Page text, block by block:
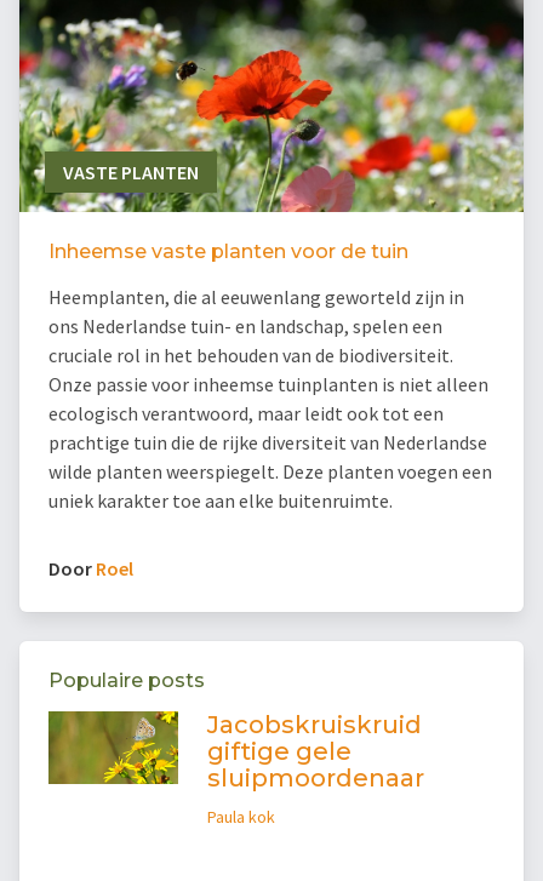
VASTE PLANTEN
Inheemse vaste planten voor de tuin
Heemplanten, die al eeuwenlang geworteld zijn in
ons Nederlandse tuin- en landschap, spelen een
cruciale rol in het behouden van de biodiversiteit.
Onze passie voor inheemse tuinplanten is niet alleen
ecologisch verantwoord, maar leidt ook tot een
prachtige tuin die de rijke diversiteit van Nederlandse
wilde planten weerspiegelt. Deze planten voegen een
uniek karakter toe aan elke buitenruimte.
Door Roel
Populaire posts
Jacobskruiskruid
giftige gele
sluipmoordenaar
Paula kok